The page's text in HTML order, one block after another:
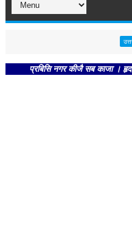
उत्तर-प्रदेश
प्रबिसि नगर कीजै सब काजा । हृदय